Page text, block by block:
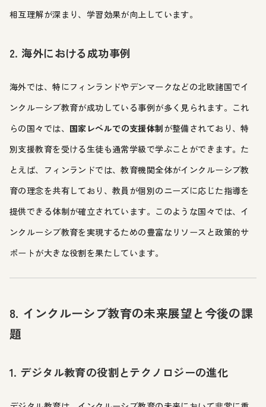
相互理解が深まり、学習効果が向上しています。
2. 海外における成功事例
海外では、特にフィンランドやデンマークなどの北欧諸国でイ
ンクルーシブ教育が成功している事例が多く見られます。これ
らの国々では、 国家レベルでの支援体制が整備されており、特
別支援教育を受ける生徒も通常学級で学ぶことができます。た
とえば、フィンランドでは、教育機関全体がインクルーシブ教
育の理念を共有しており、教員が個別のニーズに応じた指導を
提供できる体制が確立されています。このような国々では、イ
ンクルーシブ教育を実現するための豊富なリソースと政策的サ
ポートが大きな役割を果たしています。
8. インクルーシブ教育の未来展望と今後の課
題
1. デジタル教育の役割とテクノロジーの進化